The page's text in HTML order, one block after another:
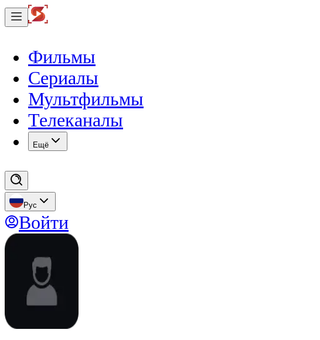
Фильмы
Сериалы
Мультфильмы
Телеканалы
Eщё
Рус
Войти